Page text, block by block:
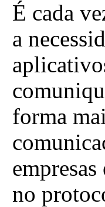
É cada
a
forma
no